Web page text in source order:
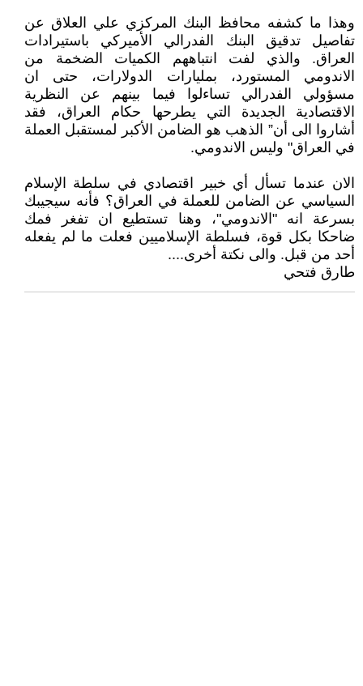
وهذا ما كشفه محافظ البنك المركزي علي العلاق عن
تفاصيل تدقيق البنك الفدرالي الأميركي باستيرادات
العراق. والذي لفت انتباههم الكميات الضخمة من
الاندومي المستورد، بمليارات الدولارات، حتى ان
مسؤولي الفدرالي تساءلوا فيما بينهم عن النظرية
الاقتصادية الجديدة التي يطرحها حكام العراق، فقد
أشاروا الى أن” الذهب هو الضامن الأكبر لمستقبل العملة
في العراق" وليس الاندومي.
الان عندما تسأل أي خبير اقتصادي في سلطة الإسلام
السياسي عن الضامن للعملة في العراق؟ فأنه سيجيبك
بسرعة انه "الاندومي"، وهنا تستطيع ان تفغر فمك
ضاحكا بكل قوة، فسلطة الإسلاميين فعلت ما لم يفعله
أحد من قبل. والى نكتة أخرى....
طارق فتحي